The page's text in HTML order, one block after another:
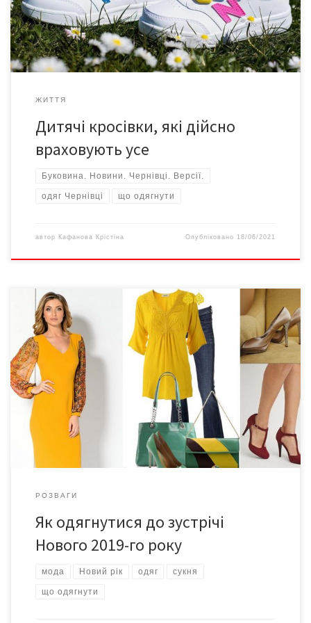
немає, якщо в клієнта є довіра. New Balance є однією з
найвідповідальніших фірм у […]
ЖИТТЯ
Дитячі кросівки, які дійсно
враховують усе
Буковина. Новини. Чернівці. Версії.
одяг Чернівці що одягнути
автор Кафанова Крістіна Опубліковано 18/06/2021
Для більшості жінок вибір одягу до зустрічі Нового року мало
чим різниться від вибору нареченого. Принаймні, це є чи не
найбільшим випробуванням року. Це ж треба вивчити головні
тенденції моди, сподобатися в цьому одягу родині чи коханому
та ще й не образити Жовту Земляну Свинку. Актуальні
кольори та відтінки для […]
РОЗВАГИ
Як одягнутися до зустрічі
Нового 2019-го року
мода Новий рік одяг сукня
що одягнути